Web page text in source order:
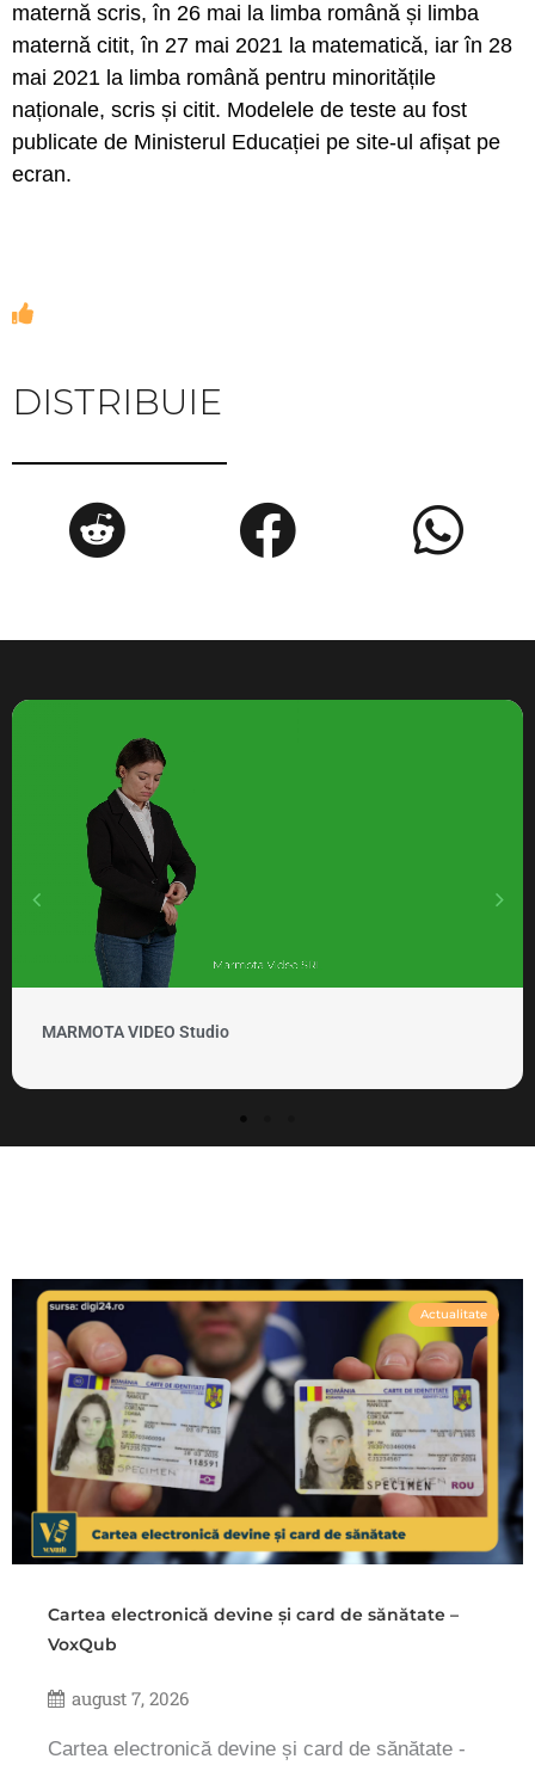
maternă scris, în 26 mai la limba română și limba
maternă citit, în 27 mai 2021 la matematică, iar în 28
mai 2021 la limba română pentru minoritățile
naționale, scris și citit. Modelele de teste au fost
publicate de Ministerul Educației pe site-ul afișat pe
ecran.
DISTRIBUIE
Actualitate
Cartea electronică devine și card de sănătate –
VoxQub
august 7, 2026
Cartea electronică devine și card de sănătate -